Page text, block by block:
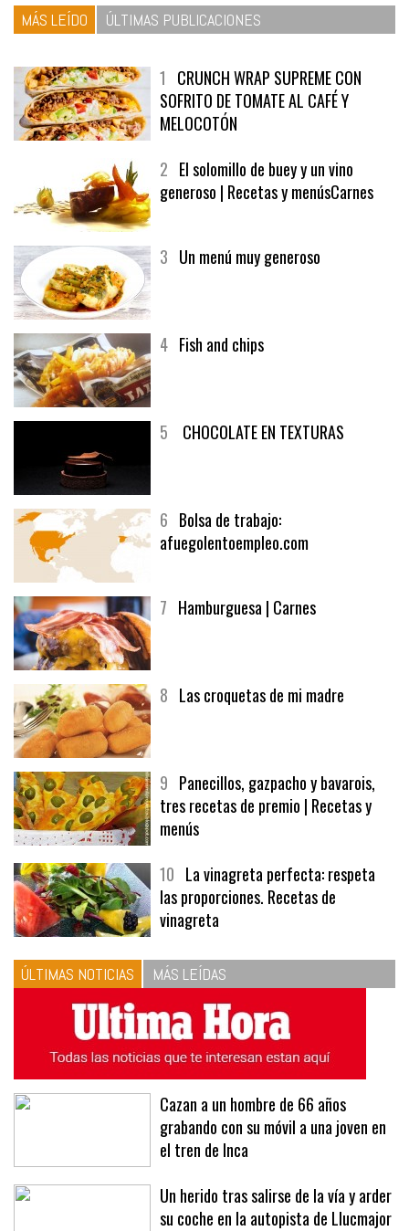
MÁS LEÍDO ÚLTIMAS PUBLICACIONES
1 CRUNCH WRAP SUPREME CON
SOFRITO DE TOMATE AL CAFÉ Y
MELOCOTÓN
2 El solomillo de buey y un vino
generoso | Recetas y menúsCarnes
3 Un menú muy generoso
4 Fish and chips
5 CHOCOLATE EN TEXTURAS
6 Bolsa de trabajo:
afuegolentoempleo.com
7 Hamburguesa | Carnes
8 Las croquetas de mi madre
9 Panecillos, gazpacho y bavarois,
tres recetas de premio | Recetas y
menús
10 La vinagreta perfecta: respeta
las proporciones. Recetas de
vinagreta
ÚLTIMAS NOTICIAS MÁS LEÍDAS
Cazan a un hombre de 66 años
grabando con su móvil a una joven en
el tren de Inca
Un herido tras salirse de la vía y arder
su coche en la autopista de Llucmajor